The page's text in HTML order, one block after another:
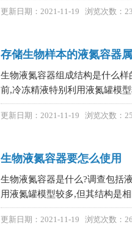
更新日期：2021-11-19 浏览次数：
存储生物样本的液氮容器
生物液氮容器组成结构是什么
前,冷冻精液特别利用液氮罐模
更新日期：2021-11-19 浏览次数：
生物液氮容器要怎么使用
生物液氮容器是什么?调查包括
用液氮罐模型较多,但其结构是
更新日期：2021-11-19 浏览次数：